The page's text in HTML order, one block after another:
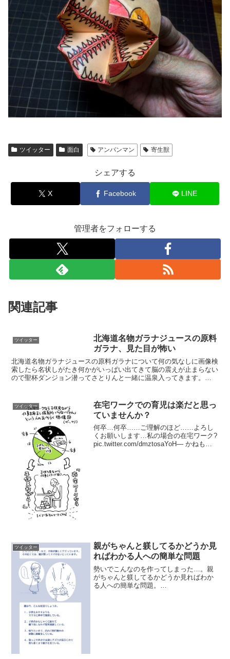
ツイッター 面白 アンパンマン 寄生獣
シェアする
X Facebook LINE
管理者をフォローする
関連記事
ツイッター
北海道名物ガラナジュースの原料
ガラナ、見た目が怖い
北海道名物ガラナジュースの原料ガラナについて何の気なしに画像検
索したら名状しがたき何かがいっぱい出てきて脳の震えが止まらない
ので聖杯ダンジョン潜ってさとりんと一緒に温泉入ってきます。
ツイッター
在宅ワークでの育児は楽だと思っ
ていませんか？
何卒…何卒……ご理解のほど……よろし
くお願いします…私の場合の在宅ワーク?
pic.twitter.com/dmztosaYoH— かねもと
ツイッター
親がちゃんと躾してるかどうか見
ればわかる人への簡単な問題
勢いでこんなのを作ってしまった…。親
がちゃんと躾してるかどうか見ればわか
る人への簡単な問題。